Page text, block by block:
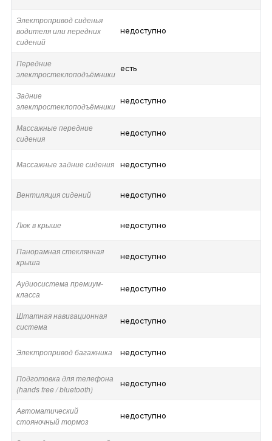
Электропривод сиденья
водителя или передних
сидений
недоступно
Передние
электростеклоподъёмники
есть
Задние
электростеклоподъёмники
недоступно
Массажные передние
сидения
недоступно
Массажные задние сидения недоступно
Вентиляция сидений недоступно
Люк в крыше недоступно
Панорамная стеклянная
крыша
недоступно
Аудиосистема премиум-
класса
недоступно
Штатная навигационная
система
недоступно
Электропривод багажника недоступно
Подготовка для телефона
(hands free / bluetooth)
недоступно
Автоматический
стояночный тормоз
недоступно